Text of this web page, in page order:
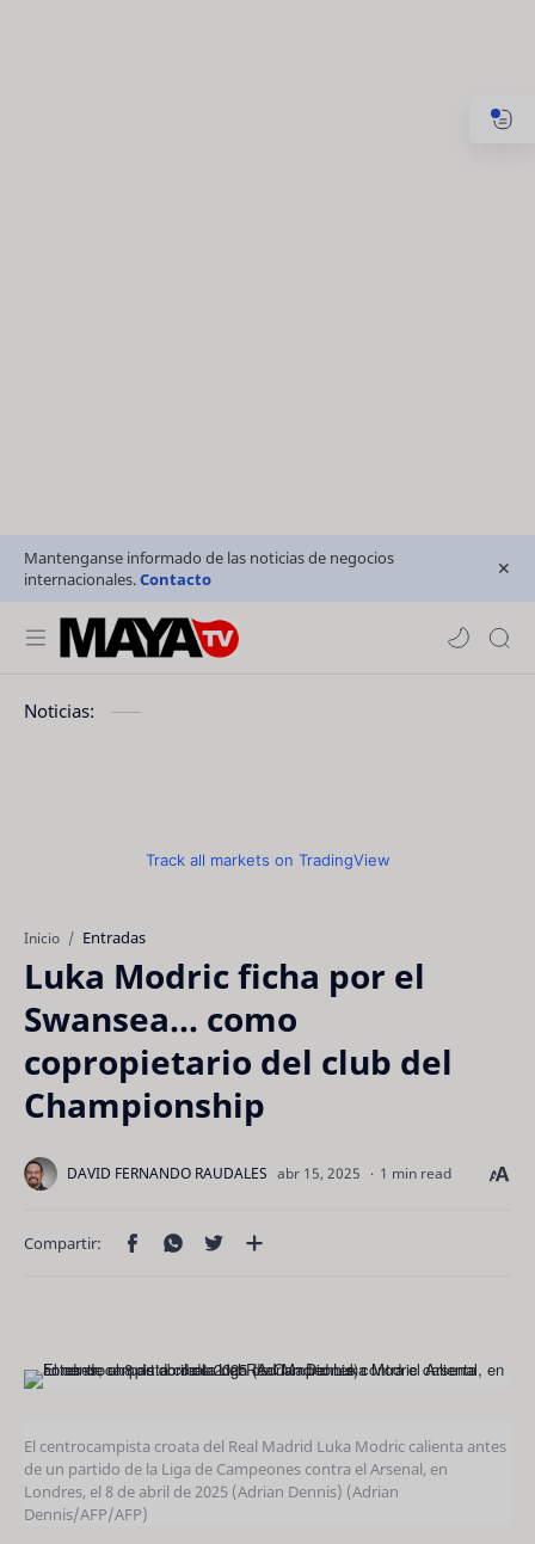
Mantenganse informado de las noticias de negocios
internacionales.Contacto
Noticias:
Track all markets on TradingView
Inicio Entradas
Luka Modric ficha por el
Swansea... como
copropietario del club del
Championship
1 min read
El centrocampista croata del Real Madrid Luka Modric calienta antes
de un partido de la Liga de Campeones contra el Arsenal, en
Londres, el 8 de abril de 2025 (Adrian Dennis) (Adrian
Dennis/AFP/AFP)